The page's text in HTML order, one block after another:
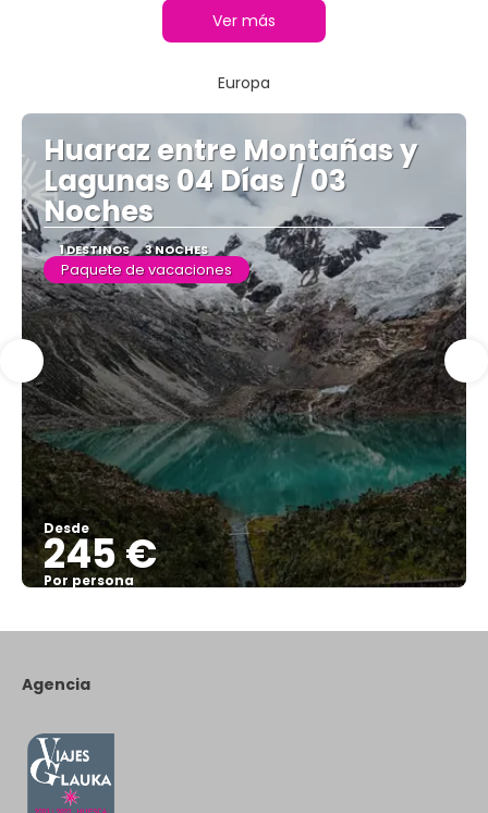
Ver más
Europa
Huaraz entre Montañas y
Lagunas 04 Días / 03
Noches
1 DESTINOS 3 NOCHES
Paquete de vacaciones
Desde
245 €
Por persona
Agencia